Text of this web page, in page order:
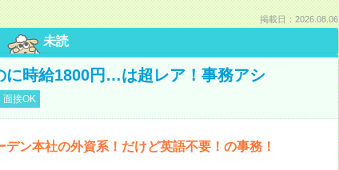
掲載日：2026.08.06
未読
に時給1800円…は超レア！事務アシ
面接OK
デン本社の外資系！だけど英語不要！の事務！